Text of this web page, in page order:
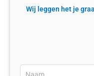
Wij leggen het je